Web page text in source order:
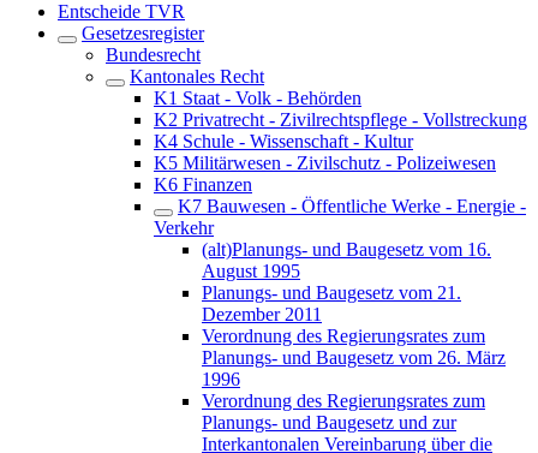
Entscheide TVR
Gesetzesregister
Bundesrecht
Kantonales Recht
K1 Staat - Volk - Behörden
K2 Privatrecht - Zivilrechtspflege - Vollstreckung
K4 Schule - Wissenschaft - Kultur
K5 Militärwesen - Zivilschutz - Polizeiwesen
K6 Finanzen
K7 Bauwesen - Öffentliche Werke - Energie -
Verkehr
(alt)Planungs- und Baugesetz vom 16.
August 1995
Planungs- und Baugesetz vom 21.
Dezember 2011
Verordnung des Regierungsrates zum
Planungs- und Baugesetz vom 26. März
1996
Verordnung des Regierungsrates zum
Planungs- und Baugesetz und zur
Interkantonalen Vereinbarung über die